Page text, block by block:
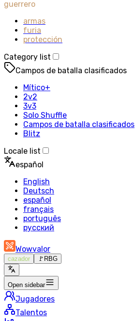
guerrero
armas
furia
protección
Category list
Campos de batalla clasificados
Mítico+
2v2
3v3
Solo Shuffle
Campos de batalla clasificados
Blitz
Locale list
español
English
Deutsch
español
français
português
русский
Wowvalor
cazador 🚩 RBG
Open sidebar
Jugadores
Talentos